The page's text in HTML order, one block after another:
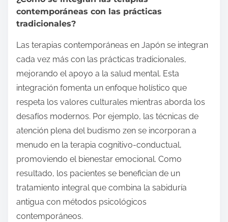
contemporáneas con las prácticas
tradicionales?
Las terapias contemporáneas en Japón se integran
cada vez más con las prácticas tradicionales,
mejorando el apoyo a la salud mental. Esta
integración fomenta un enfoque holístico que
respeta los valores culturales mientras aborda los
desafíos modernos. Por ejemplo, las técnicas de
atención plena del budismo zen se incorporan a
menudo en la terapia cognitivo-conductual,
promoviendo el bienestar emocional. Como
resultado, los pacientes se benefician de un
tratamiento integral que combina la sabiduría
antigua con métodos psicológicos
contemporáneos.